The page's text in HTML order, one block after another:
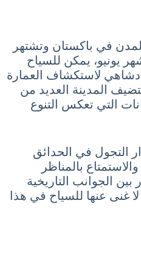
في باكستان وتشتهر
يونيو، يمكن للسياح
لاستكشاف العمارة
المدينة العديد من
التي تعكس التنوع
التجول في الحدائق
بالمناظر
بين الجوانب التاريخية
لا غنى عنها للسياح في هذا